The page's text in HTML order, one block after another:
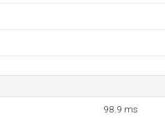
98.9 ms